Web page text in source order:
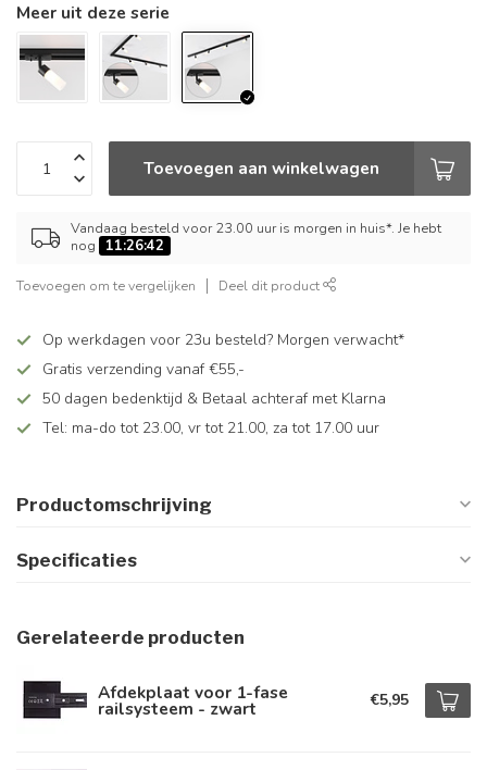
Meer uit deze serie
Toevoegen aan winkelwagen
Vandaag besteld voor 23.00 uur is morgen in huis*. Je hebt
nog
11:26:42
Toevoegen om te vergelijken Deel dit product
Op werkdagen voor 23u besteld? Morgen verwacht*
Gratis verzending vanaf €55,-
50 dagen bedenktijd & Betaal achteraf met Klarna
Tel: ma-do tot 23.00, vr tot 21.00, za tot 17.00 uur
Productomschrijving
Specificaties
Gerelateerde producten
Afdekplaat voor 1-fase
railsysteem - zwart €5,95